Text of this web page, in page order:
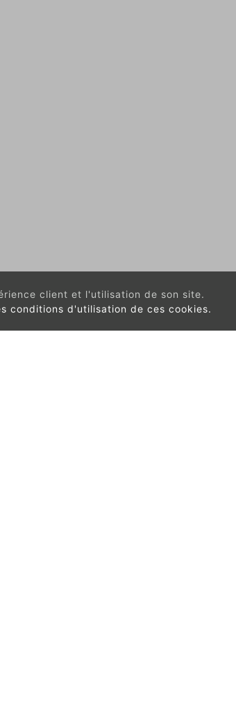
client et l'utilisation de son site.
conditions d'utilisation de ces cookies.